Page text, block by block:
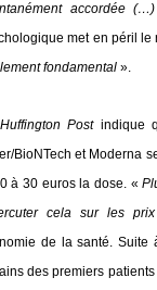
accordée
met en péril le
fondamental ».
Huffington Postindique
BioNTech et Moderna
à 30 euros la dose. «
cela sur les
de la santé. Suite
des premiers